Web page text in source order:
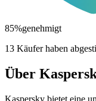
85%genehmigt
13 Käufer haben
Über
Kaspersky bietet eine